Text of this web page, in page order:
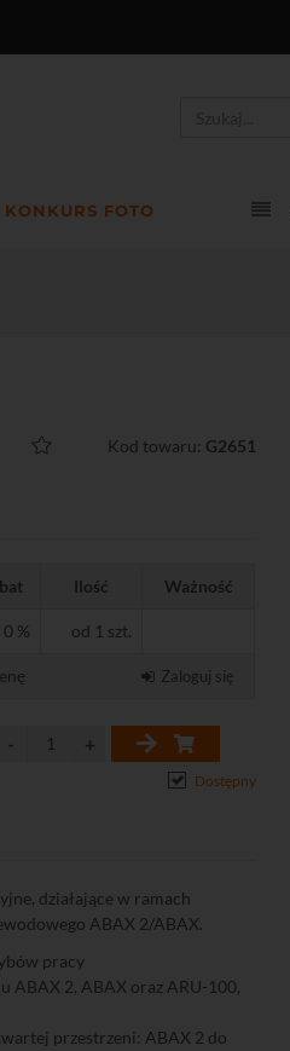
KONKURS FOTO
Kod towaru: G2651
Ilość Ważność
0 % od 1 szt.
Zaloguj się
Dostępny
działające w ramach
ABAX 2/ABAX.
pracy
ABAX 2, ABAX oraz ARU-100,
przestrzeni: ABAX 2 do